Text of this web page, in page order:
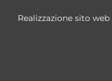
Realizzazione sito web